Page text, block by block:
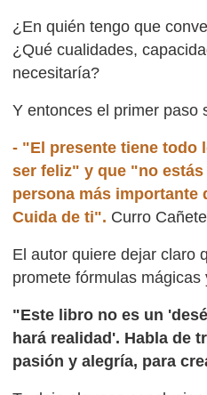
¿En quién tengo que
¿Qué cualidades,
necesitaría?
Y entonces el primer paso
- "El presente tiene todo
ser feliz" y que "no
persona más importante
Cuida de ti". Curro Cañete
El autor quiere dejar claro
promete fórmulas mágicas
"Este libro no es un
hará realidad'. Habla de
pasión y alegría, para